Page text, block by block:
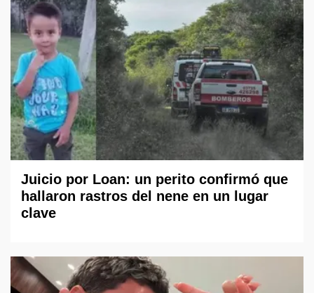
Juicio por Loan: un perito confirmó que
hallaron rastros del nene en un lugar
clave